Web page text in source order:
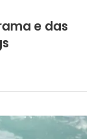
e das